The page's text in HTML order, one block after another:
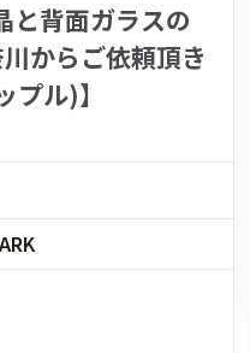
と背面ガラスの
からご依頼頂き
ル)】